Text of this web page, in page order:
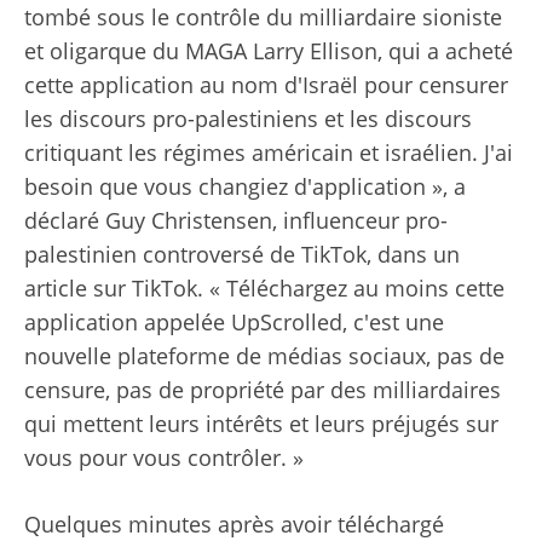
tombé sous le contrôle du milliardaire sioniste
et oligarque du MAGA Larry Ellison, qui a acheté
cette application au nom d'Israël pour censurer
les discours pro-palestiniens et les discours
critiquant les régimes américain et israélien. J'ai
besoin que vous changiez d'application », a
déclaré Guy Christensen, influenceur pro-
palestinien controversé de TikTok, dans un
article sur TikTok. « Téléchargez au moins cette
application appelée UpScrolled, c'est une
nouvelle plateforme de médias sociaux, pas de
censure, pas de propriété par des milliardaires
qui mettent leurs intérêts et leurs préjugés sur
vous pour vous contrôler. »
Quelques minutes après avoir téléchargé